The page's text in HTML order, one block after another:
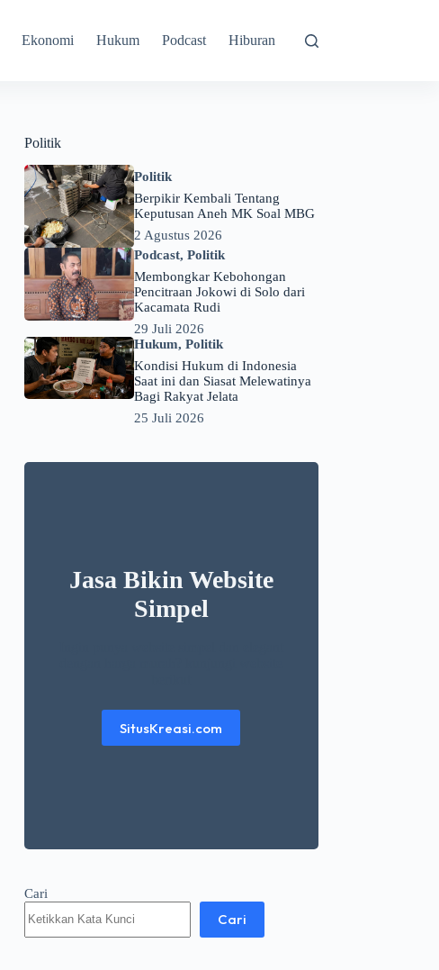
Ekonomi Hukum Podcast Hiburan
Politik
Politik
Berpikir Kembali Tentang
Keputusan Aneh MK Soal MBG
2 Agustus 2026
Podcast,Politik
Membongkar Kebohongan
Pencitraan Jokowi di Solo dari
Kacamata Rudi
29 Juli 2026
Hukum,Politik
Kondisi Hukum di Indonesia
Saat ini dan Siasat Melewatinya
Bagi Rakyat Jelata
25 Juli 2026
Jasa Bikin Website
Simpel
SitusKreasi.com
Cari
Cari